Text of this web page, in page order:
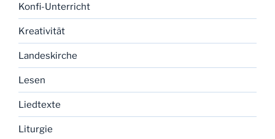
Konfi-Unterricht
Kreativität
Landeskirche
Lesen
Liedtexte
Liturgie